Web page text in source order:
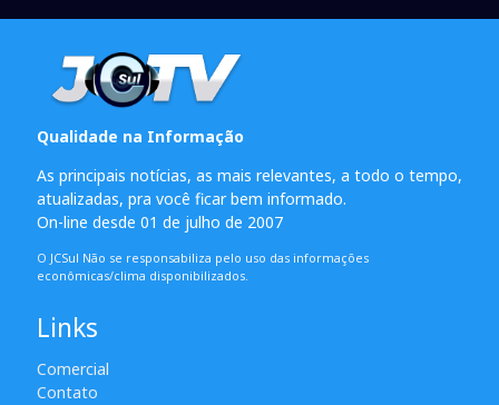
Qualidade na Informação
As principais notícias, as mais relevantes, a todo o tempo,
atualizadas, pra você ficar bem informado.
On-line desde 01 de julho de 2007
O JCSul Não se responsabiliza pelo uso das informações
econômicas/clima disponibilizados.
Links
Comercial
Contato